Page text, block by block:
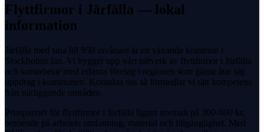
Flyttfirmor i Järfälla — lokal
information
Järfälla med sina 88 950 invånare är en växande kommun i
Stockholms län. Vi bygger upp vårt nätverk av flyttfirmor i Järfälla
och samarbetar med erfarna företag i regionen som gärna åtar sig
uppdrag i kommunen. Kontakta oss så förmedlar vi rätt kompetens
från närliggande områden.
Prisspannet för flyttfirmor i Järfälla ligger normalt på 300-600 kr,
beroende på arbetets omfattning, material och tillgänglighet. Med